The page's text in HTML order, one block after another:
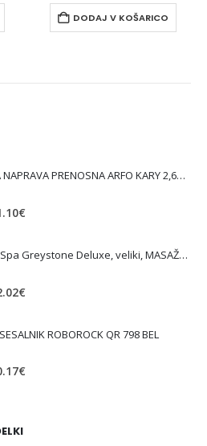
DODAJ V KOŠARICO
KLIMATSKA NAPRAVA PRENOSNA ARFO KARY 2,6KW
€
281.10€.
INTEX PureSpa Greystone Deluxe, veliki, MASAŽNI BAZEN SQUARE ZA 6 OSEB
€
ROBOROCK QR 798 BEL
5 €